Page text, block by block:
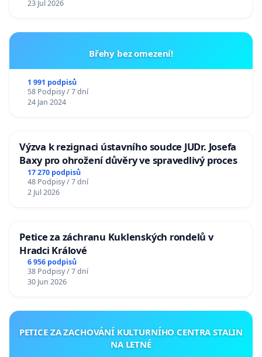
23 Jul 2026
Břehy bez omezení!
1 991 podpisů
58 Podpisy / 7 dní
24 Jan 2024
Výzva k rezignaci ústavního soudce JUDr. Josefa
Baxy pro ohrožení důvěry ve spravedlivý proces
17 270 podpisů
48 Podpisy / 7 dní
2 Jul 2026
Petice za záchranu Kuklenských rondelů v
Hradci Králové
6 956 podpisů
38 Podpisy / 7 dní
30 Jun 2026
PETICE ZA ZACHOVÁNÍ KULTURNÍHO CENTRA STALIN
NA LETNÉ